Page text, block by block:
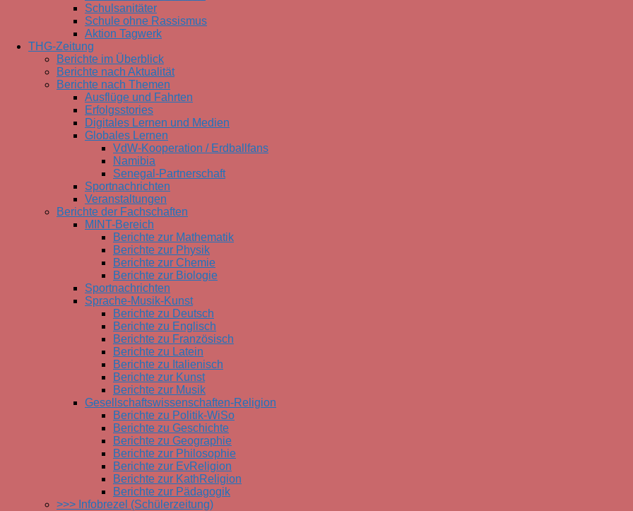
Schulsanitäter
Schule ohne Rassismus
Aktion Tagwerk
THG-Zeitung
Berichte im Überblick
Berichte nach Aktualität
Berichte nach Themen
Ausflüge und Fahrten
Erfolgsstories
Digitales Lernen und Medien
Globales Lernen
VdW-Kooperation / Erdballfans
Namibia
Senegal-Partnerschaft
Sportnachrichten
Veranstaltungen
Berichte der Fachschaften
MINT-Bereich
Berichte zur Mathematik
Berichte zur Physik
Berichte zur Chemie
Berichte zur Biologie
Sportnachrichten
Sprache-Musik-Kunst
Berichte zu Deutsch
Berichte zu Englisch
Berichte zu Französisch
Berichte zu Latein
Berichte zu Italienisch
Berichte zur Kunst
Berichte zur Musik
Gesellschaftswissenschaften-Religion
Berichte zu Politik-WiSo
Berichte zu Geschichte
Berichte zu Geographie
Berichte zur Philosophie
Berichte zur EvReligion
Berichte zur KathReligion
Berichte zur Pädagogik
>>> Infobrezel (Schülerzeitung)